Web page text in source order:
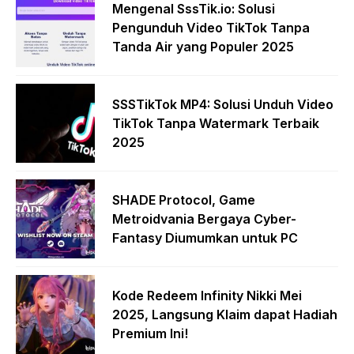
Mengenal SssTik.io: Solusi
Pengunduh Video TikTok Tanpa
Tanda Air yang Populer 2025
SSSTikTok MP4: Solusi Unduh Video
TikTok Tanpa Watermark Terbaik
2025
SHADE Protocol, Game
Metroidvania Bergaya Cyber-
Fantasy Diumumkan untuk PC
Kode Redeem Infinity Nikki Mei
2025, Langsung Klaim dapat Hadiah
Premium Ini!